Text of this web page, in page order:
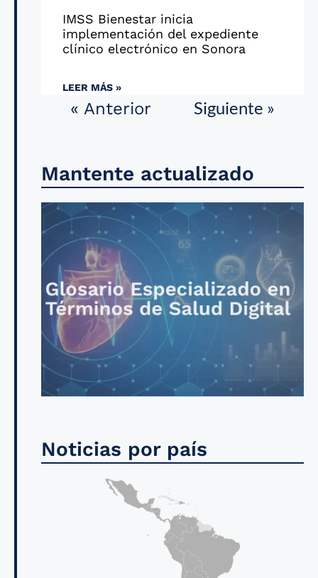
IMSS Bienestar inicia
implementación del expediente
clínico electrónico en Sonora
LEER MÁS »
« Anterior Siguiente »
Mantente actualizado
Noticias por país